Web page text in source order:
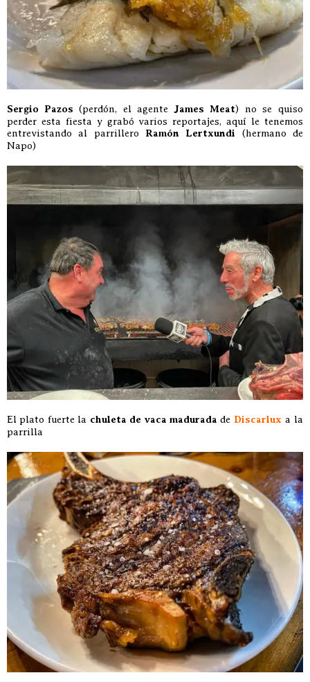
Sergio Pazos (perdón, el agente James Meat) no se quiso
perder esta fiesta y grabó varios reportajes, aquí le tenemos
entrevistando al parrillero Ramón Lertxundi (hermano de
Napo)
El plato fuerte la chuleta de vaca madurada de Discarlux a la
parrilla